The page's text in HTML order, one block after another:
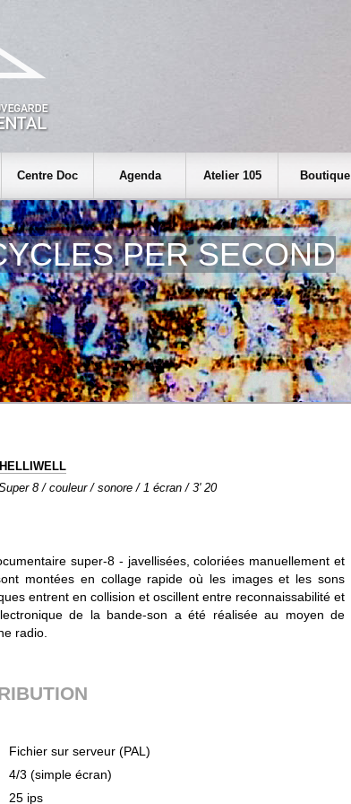
Centre Doc Agenda Atelier 105 Boutique
PER SECOND
8 / couleur / sonore / 1 écran / 3' 20
super-8 - javellisées, coloriées manuellement et
montées en collage rapide où les images et les sons
entrent en collision et oscillent entre reconnaissabilité et
de la bande-son a été réalisée au moyen de
radio.
Fichier sur serveur (PAL)
4/3 (simple écran)
25 ips